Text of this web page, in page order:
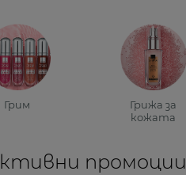
Грим
Грижа за
кожата
Активни промоции